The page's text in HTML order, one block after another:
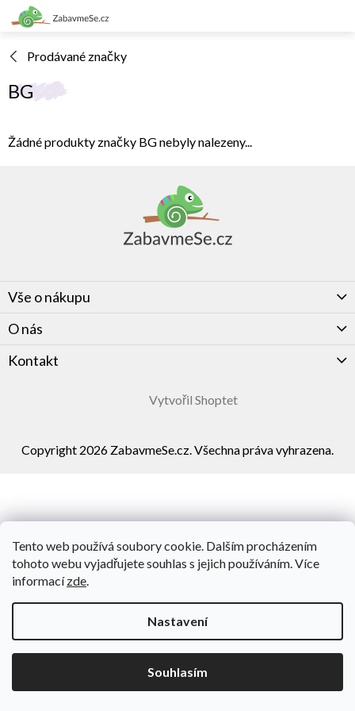
Tento web používá soubory cookie. Dalším procházením
tohoto webu vyjadřujete souhlas s jejich používáním. Více
informacízde.
Nastavení
Souhlasím
Přejít
na
Prodávané značky
BG
Žádné produkty značky BGnebyly nalezeny...
Vše o nákupu
O nás
Kontakt
Vytvořil Shoptet
Copyright 2026 ZabavmeSe.cz. Všechna práva vyhrazena.